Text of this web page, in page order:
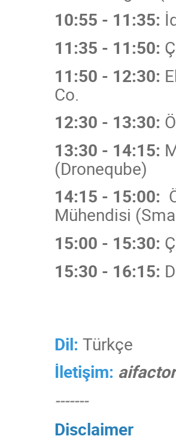
10:55 - 11:35:
11:35 - 11:50:
11:50 - 12:30:
Co.
12:30 - 13:30:
13:30 - 14:15:
(Droneqube)
14:15 - 15:00:
Mühendisi
15:00 - 15:30:
15:30 - 16:15:
Dil: Türkçe
İletişim:
-------
Disclaimer